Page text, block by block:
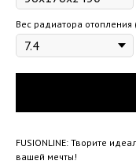
Вес радиатора отопления
FUSIONLINE: Творите
вашей мечты!